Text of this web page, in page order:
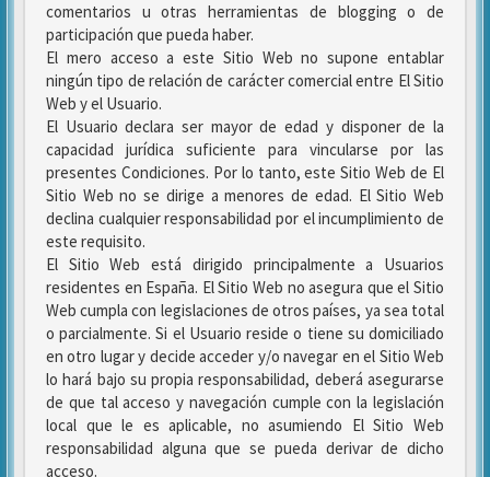
comentarios u otras herramientas de blogging o de
participación que pueda haber.
El mero acceso a este Sitio Web no supone entablar
ningún tipo de relación de carácter comercial entre El Sitio
Web y el Usuario.
El Usuario declara ser mayor de edad y disponer de la
capacidad jurídica suficiente para vincularse por las
presentes Condiciones. Por lo tanto, este Sitio Web de El
Sitio Web no se dirige a menores de edad. El Sitio Web
declina cualquier responsabilidad por el incumplimiento de
este requisito.
El Sitio Web está dirigido principalmente a Usuarios
residentes en España. El Sitio Web no asegura que el Sitio
Web cumpla con legislaciones de otros países, ya sea total
o parcialmente. Si el Usuario reside o tiene su domiciliado
en otro lugar y decide acceder y/o navegar en el Sitio Web
lo hará bajo su propia responsabilidad, deberá asegurarse
de que tal acceso y navegación cumple con la legislación
local que le es aplicable, no asumiendo El Sitio Web
responsabilidad alguna que se pueda derivar de dicho
acceso.